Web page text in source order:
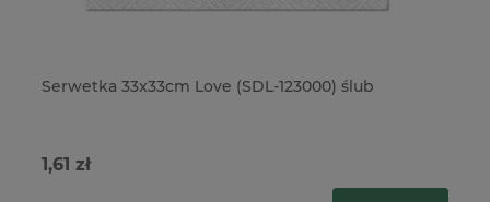
Serwetka 33x33cm Love (SDL-123000) ślub
1,61 zł